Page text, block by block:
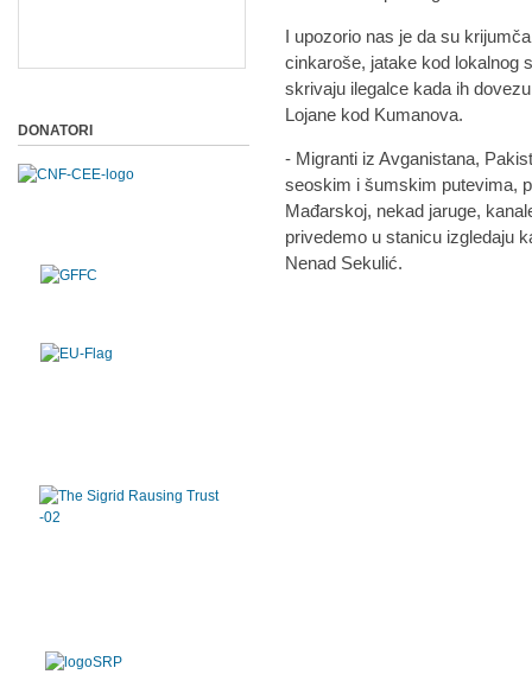
I upozorio nas je da su
cinkaroše, jatake kod lokalnog
skrivaju ilegalce kada ih
Lojane kod Kumanova.
- Migranti iz Avganistana,
seoskim i šumskim putevima,
Mađarskoj, nekad jaruge,
privedemo u stanicu izgledaju
Nenad Sekulić.
DONATORI